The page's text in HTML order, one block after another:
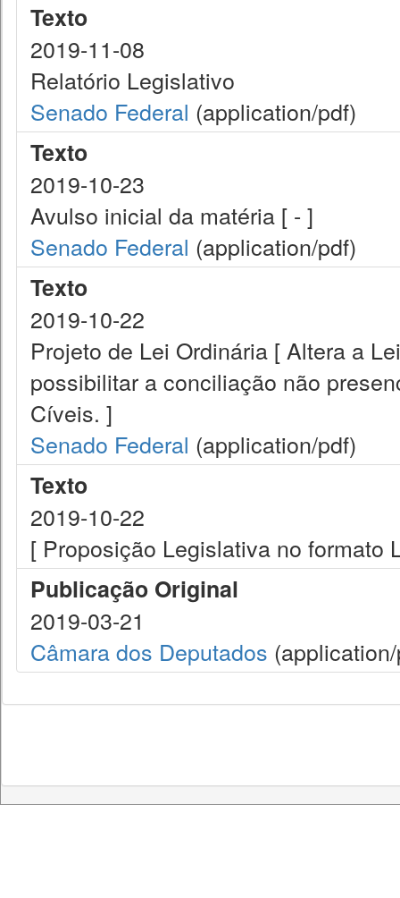
Texto
2019-11-08
Relatório Legislativo
Senado Federal (application/pdf)
Texto
2019-10-23
Avulso inicial da matéria [ - ]
Senado Federal (application/pdf)
Texto
2019-10-22
Projeto de Lei Ordinária [ Altera a
possibilitar a conciliação não
Cíveis. ]
Senado Federal (application/pdf)
Texto
2019-10-22
[ Proposição Legislativa no formato
Publicação Original
2019-03-21
Câmara dos Deputados